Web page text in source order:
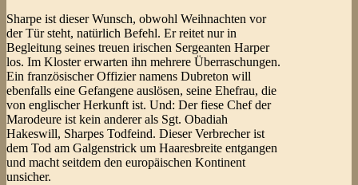
Sharpe ist dieser Wunsch, obwohl Weihnachten vor
der Tür steht, natürlich Befehl. Er reitet nur in
Begleitung seines treuen irischen Sergeanten Harper
los. Im Kloster erwarten ihn mehrere Überraschungen.
Ein französischer Offizier namens Dubreton will
ebenfalls eine Gefangene auslösen, seine Ehefrau, die
von englischer Herkunft ist. Und: Der fiese Chef der
Marodeure ist kein anderer als Sgt. Obadiah
Hakeswill, Sharpes Todfeind. Dieser Verbrecher ist
dem Tod am Galgenstrick um Haaresbreite entgangen
und macht seitdem den europäischen Kontinent
unsicher.